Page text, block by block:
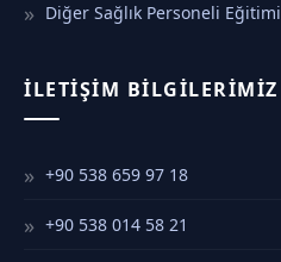
Diğer Sağlık Personeli Eğitimi
İLETIŞIM BILGILERIMIZ
+90 538 659 97 18
+90 538 014 58 21